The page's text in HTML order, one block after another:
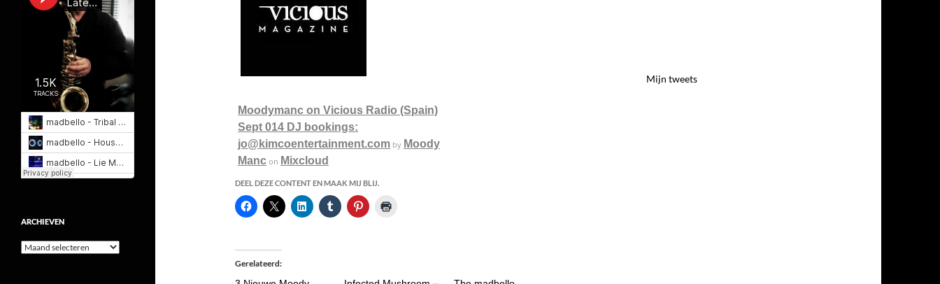
Moodymanc on Vicious Radio (Spain)
Sept 014 DJ bookings:
jo@kimcoentertainment.com by Moody
Manc on Mixcloud
DEEL DEZE CONTENT EN MAAK MIJ BLIJ.
Gerelateerd
Mijn tweets
ARCHIEVEN
Archieven